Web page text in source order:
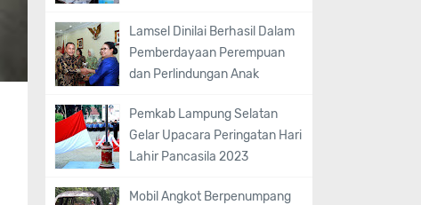
Lamsel Dinilai Berhasil Dalam
Pemberdayaan Perempuan
dan Perlindungan Anak
Pemkab Lampung Selatan
Gelar Upacara Peringatan Hari
Lahir Pancasila 2023
Mobil Angkot Berpenumpang